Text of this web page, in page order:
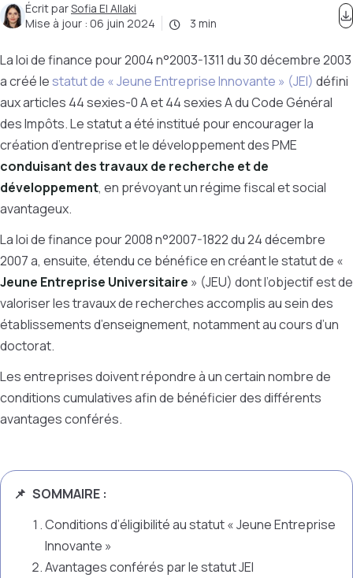
Écrit parSofia El Allaki
Mise à jour : 06 juin 2024 3 min
La loi de finance pour 2004 n°2003-1311 du 30 décembre 2003
a créé lestatut de « Jeune Entreprise Innovante » (JEI) défini
aux articles 44 sexies-0 A et 44 sexies A du Code Général
des Impôts.Le statut a été institué pour encourager la
création d’entreprise et le développement des PME
conduisant des travaux de recherche et de
développement, en prévoyant un régime fiscal et social
avantageux.
La loi de finance pour 2008 n°2007-1822 du 24 décembre
2007 a, ensuite, étendu ce bénéfice en créant le statut de «
Jeune Entreprise Universitaire » (JEU) dont l’objectif est de
valoriser les travaux de recherches accomplis au sein des
établissements d’enseignement, notamment au cours d’un
doctorat.
Les entreprises doivent répondre à un certain nombre de
conditions cumulatives afin de bénéficier des différents
avantages conférés.
SOMMAIRE :
Conditions d’éligibilité au statut « Jeune Entreprise
Innovante »
Avantages conférés par le statut JEI